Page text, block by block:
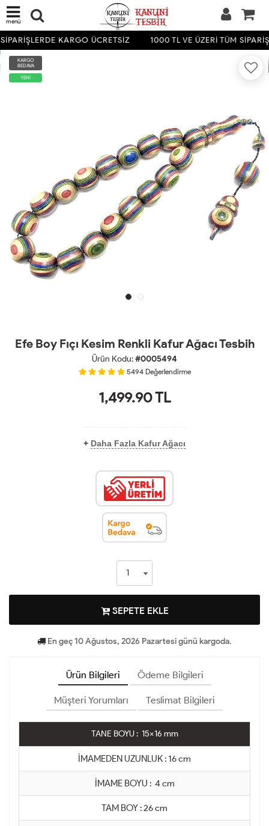
menü
KARGO ÜCRETSİZ 1000 TL VE ÜZERİ TÜM
KARGO
BEDAVA
YENİ
Efe Boy Fıçı Kesim Renkli Kafur Ağacı Tesbih
Ürün Kodu:#0005494
5494 Değerlendirme
1,499.90TL
+ Daha Fazla Kafur Ağacı
SEPETE EKLE
En geç 10 Ağustos, 2026 Pazartesi günü kargoda.
Ürün Bilgileri Ödeme Bilgileri
Müşteri Yorumları Teslimat Bilgileri
TANE BOYU : 15x16 mm
İMAMEDEN UZUNLUK : 16 cm
İMAME BOYU : 4 cm
TAM BOY : 26 cm